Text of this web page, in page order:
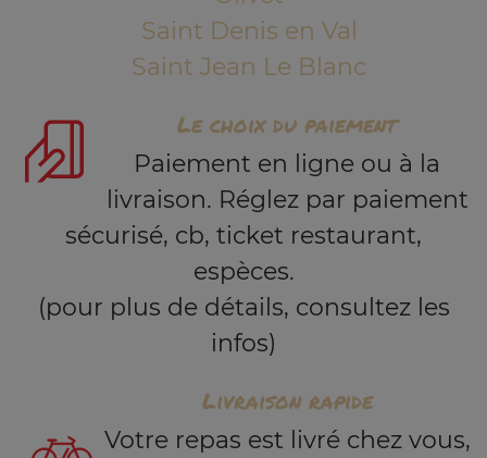
Saint Denis en Val
Saint Jean Le Blanc
Le choix du paiement
Paiement en ligne ou à la
livraison. Réglez par paiement
sécurisé, cb, ticket restaurant,
espèces.
(pour plus de détails, consultez les
infos)
Livraison rapide
Votre repas est livré chez vous,